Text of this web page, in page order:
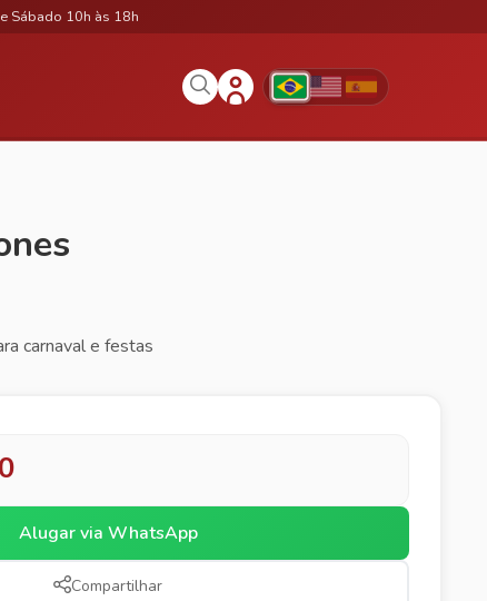
Sábado 10h às 18h
carnaval e festas
Alugar via WhatsApp
Compartilhar